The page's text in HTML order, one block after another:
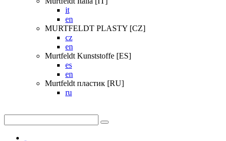
it
en
MURTFELDT PLASTY [CZ]
cz
en
Murtfeldt Kunststoffe [ES]
es
en
Murtfeldt пластик [RU]
ru